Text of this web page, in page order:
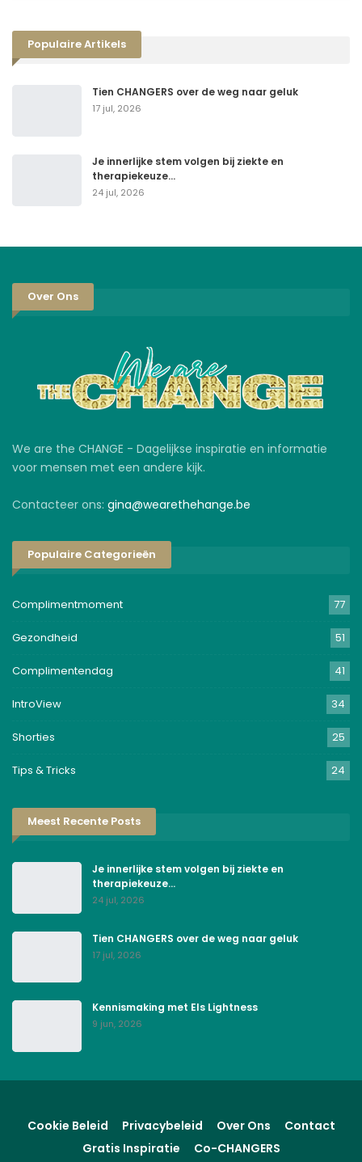
Populaire Artikels
Tien CHANGERS over de weg naar geluk
17 jul, 2026
Je innerlijke stem volgen bij ziekte en
therapiekeuze…
24 jul, 2026
Over Ons
We are the CHANGE - Dagelijkse inspiratie en informatie
voor mensen met een andere kijk.
Contacteer ons: gina@wearethehange.be
Populaire Categorieën
Complimentmoment 77
Gezondheid 51
Complimentendag 41
IntroView 34
Shorties 25
Tips & Tricks 24
Meest Recente Posts
Je innerlijke stem volgen bij ziekte en
therapiekeuze…
24 jul, 2026
Tien CHANGERS over de weg naar geluk
17 jul, 2026
Kennismaking met Els Lightness
9 jun, 2026
Cookie Beleid Privacybeleid Over Ons
Contact
Gratis Inspiratie
Co-CHANGERS